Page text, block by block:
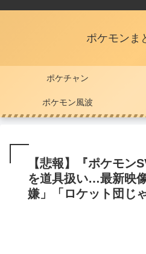
ポケモンま
ポケチャン
ポケモン風波
【悲報】『ポケモン
を道具扱い…最新映
嫌」「ロケット団じゃ